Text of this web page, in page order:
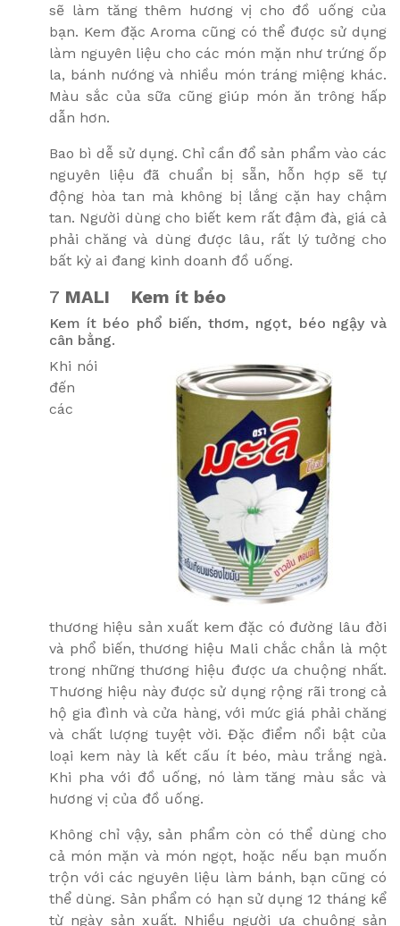
sẽ làm tăng thêm hương vị cho đồ uống của
bạn. Kem đặc Aroma cũng có thể được sử dụng
làm nguyên liệu cho các món mặn như trứng ốp
la, bánh nướng và nhiều món tráng miệng khác.
Màu sắc của sữa cũng giúp món ăn trông hấp
dẫn hơn.
Bao bì dễ sử dụng. Chỉ cần đổ sản phẩm vào các
nguyên liệu đã chuẩn bị sẵn, hỗn hợp sẽ tự
động hòa tan mà không bị lắng cặn hay chậm
tan. Người dùng cho biết kem rất đậm đà, giá cả
phải chăng và dùng được lâu, rất lý tưởng cho
bất kỳ ai đang kinh doanh đồ uống.
7 MALI Kem ít béo
Kem ít béo phổ biến, thơm, ngọt, béo ngậy và
cân bằng.
Khi nói
đến
các
thương hiệu sản xuất kem đặc có đường lâu đời
và phổ biến, thương hiệu Mali chắc chắn là một
trong những thương hiệu được ưa chuộng nhất.
Thương hiệu này được sử dụng rộng rãi trong cả
hộ gia đình và cửa hàng, với mức giá phải chăng
và chất lượng tuyệt vời. Đặc điểm nổi bật của
loại kem này là kết cấu ít béo, màu trắng ngà.
Khi pha với đồ uống, nó làm tăng màu sắc và
hương vị của đồ uống.
Không chỉ vậy, sản phẩm còn có thể dùng cho
cả món mặn và món ngọt, hoặc nếu bạn muốn
trộn với các nguyên liệu làm bánh, bạn cũng có
thể dùng. Sản phẩm có hạn sử dụng 12 tháng kể
từ ngày sản xuất. Nhiều người ưa chuộng sản